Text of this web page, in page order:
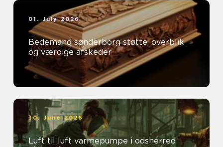
01. July 2026
Bedemand sønderborg støtte, overblik
og værdige afskeder
30. June 2026
Luft til luft varmepumpe i odsherred